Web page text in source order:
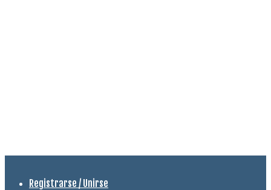
Registrarse / Unirse